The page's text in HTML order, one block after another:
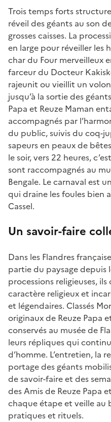
Trois temps forts
réveil des géants au son
grosses caisses. La
en large pour réveiller les
char du Four merveilleux
farceur du Docteur
rajeunit ou vieillit un
jusqu’à la sortie des
Papa et Reuze Maman
accompagnés par
du public, suivis du coq-
sapeurs en peaux de
le soir, vers 22 heures,
sont raccompagnés au
Bengale. Le carnaval est
qui draine les foules bien
Cassel.
Un savoir-faire
Dans les Flandres
partie du paysage depuis
processions religieuses,
caractère religieux et
et légendaires. Classés
originaux de Reuze Papa
conservés au musée de
leurs répliques qui
d’homme. L’entretien, la
portage des géants
de savoir-faire et des
des Amis de Reuze Papa
chaque étape et veille au
pratiques et rituels.